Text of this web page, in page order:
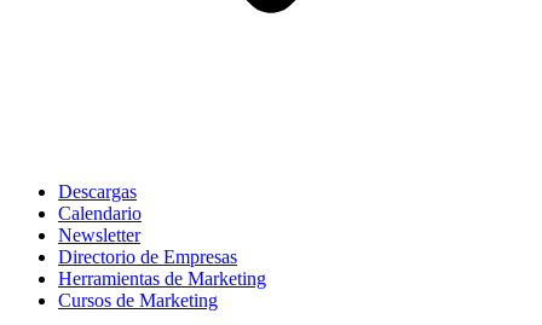
Descargas
Calendario
Newsletter
Directorio de Empresas
Herramientas de Marketing
Cursos de Marketing